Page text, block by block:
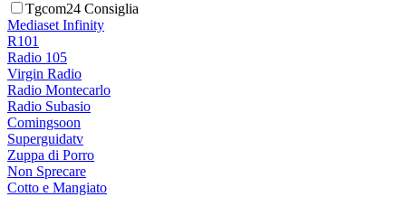
Tgcom24 Consiglia
Mediaset Infinity
R101
Radio 105
Virgin Radio
Radio Montecarlo
Radio Subasio
Comingsoon
Superguidatv
Zuppa di Porro
Non Sprecare
Cotto e Mangiato